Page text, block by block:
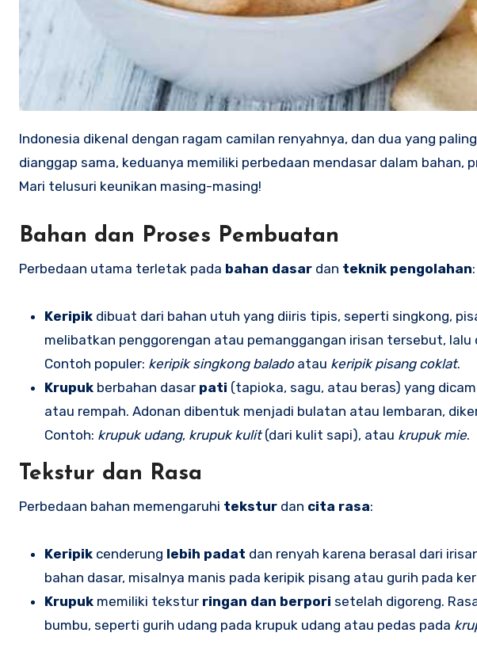
Indonesia dikenal dengan ragam camilan renyahnya, dan dua yang
dianggap sama, keduanya memiliki perbedaan mendasar dalam bahan,
Mari telusuri keunikan masing-masing!
Bahan dan Proses Pembuatan
Perbedaan utama terletak pada bahan dasar dan teknik pengolahan:
Keripik dibuat dari bahan utuh yang diiris tipis, seperti singkong,
melibatkan penggorengan atau pemanggangan irisan tersebut,
Contoh populer: keripik singkong baladoatau keripik pisang coklat.
Krupuk berbahan dasar pati (tapioka, sagu, atau beras) yang
atau rempah. Adonan dibentuk menjadi bulatan atau lembaran,
Contoh: krupuk udang, krupuk kulit(dari kulit sapi), atau krupuk mie.
Tekstur dan Rasa
Perbedaan bahan memengaruhi tekstur dan cita rasa:
Keripik cenderung lebih padat dan renyah karena berasal dari
bahan dasar, misalnya manis pada keripik pisang atau gurih pada
Krupuk memiliki tekstur ringan dan berpori setelah digoreng.
bumbu, seperti gurih udang pada krupuk udang atau pedas pada